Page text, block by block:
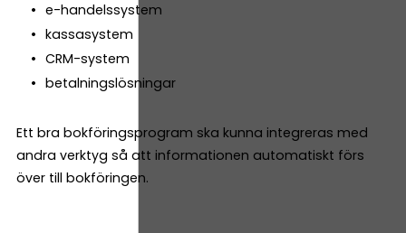
e-handelssystem
kassasystem
CRM-system
betalningslösningar
Ett bra bokföringsprogram ska kunna integreras med
andra verktyg så att informationen automatiskt förs
över till bokföringen.